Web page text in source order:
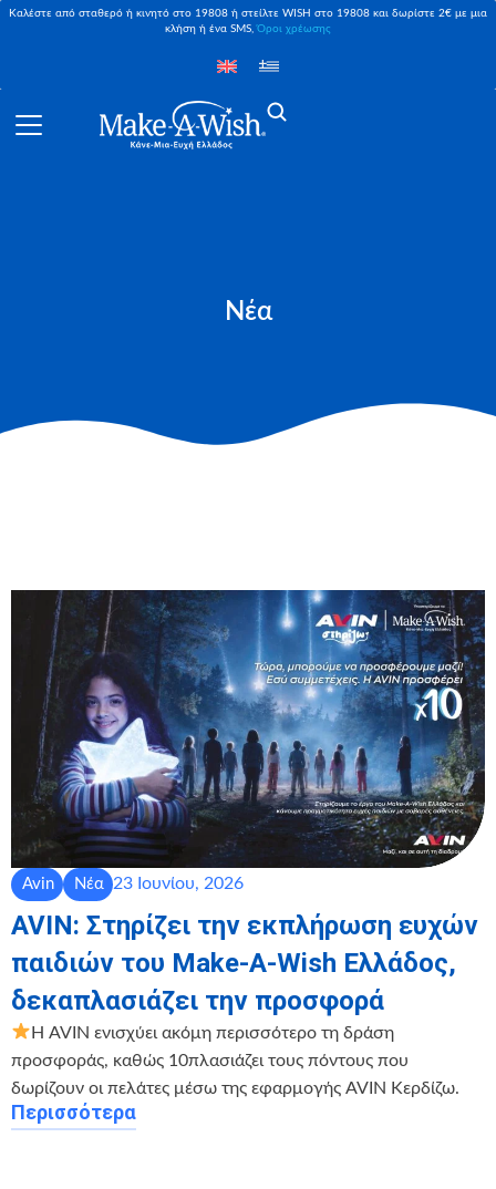
Καλέστε από σταθερό ή κινητό στο 19808 ή στείλτε WISH στο 19808 και δωρίστε 2€ με μια
κλήση ή ένα SMS,Όροι χρέωσης
Νέα
Avin Νέα 23 Ιουνίου, 2026
AVIN: Στηρίζει την εκπλήρωση ευχών
παιδιών του Make-A-Wish Ελλάδος,
δεκαπλασιάζει την προσφορά
Η AVIN ενισχύει ακόμη περισσότερο τη δράση
προσφοράς, καθώς 10πλασιάζει τους πόντους που
δωρίζουν οι πελάτες μέσω της εφαρμογής AVIN Κερδίζω.
Περισσότερα